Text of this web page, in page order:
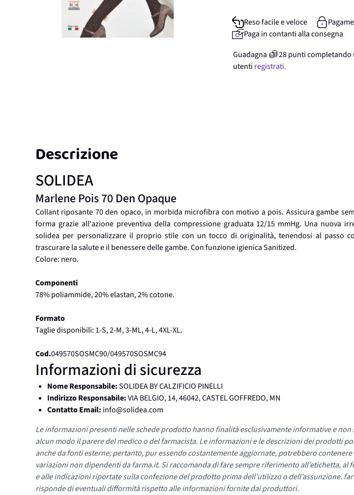
Reso facile e veloce
Paga in contanti alla consegna
Guadagna
28punticompletando
utenti registrati.
Descrizione
SOLIDEA
Marlene Pois 70 Den Opaque
Collant riposante 70 den opaco, in morbida microfibra con motivo a pois. Assicura gambe
forma grazie all'azione preventiva della compressione graduata 12/15 mmHg. Una nuova
solidea per personalizzare il proprio stile con un tocco di originalità, tenendosi al passo
trascurare la salute e il benessere delle gambe. Con funzione igienica Sanitized.
Colore: nero.
Componenti
78% poliammide, 20% elastan, 2% cotone.
Formato
Taglie disponibili: 1-S, 2-M, 3-ML, 4-L, 4XL-XL.
Cod.049570SOSMC90/049570SOSMC94
Informazioni di sicurezza
Nome Responsabile:SOLIDEA BY CALZIFICIO PINELLI
Indirizzo Responsabile:VIA BELGIO, 14, 46042, CASTEL GOFFREDO, MN
Contatto Email: info@solidea.com
Le informazioni presenti nelle schede prodotto hanno finalità esclusivamente informative e
alcun modo il parere del medico o del farmacista. Le informazioni e le descrizioni dei prodotti
anche da fonti esterne; pertanto, pur essendo costantemente aggiornate, potrebbero
variazioni non dipendenti da farma.it. Si raccomanda di fare sempre riferimento all’etichetta, al
e alle indicazioni riportate sulla confezione del prodotto prima dell’utilizzo o dell’assunzione.
risponde di eventuali difformità rispetto alle informazioni fornite dai produttori.